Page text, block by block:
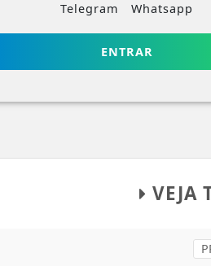
Telegram Whatsapp
ENTRAR
VEJA